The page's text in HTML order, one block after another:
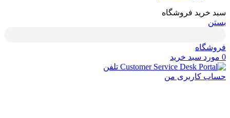
خرید فروشگاه
سبد خرید
تلفن
کاربری من